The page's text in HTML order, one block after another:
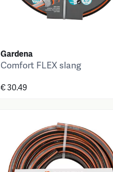
Gardena
Comfort FLEX slang
€ 30.49